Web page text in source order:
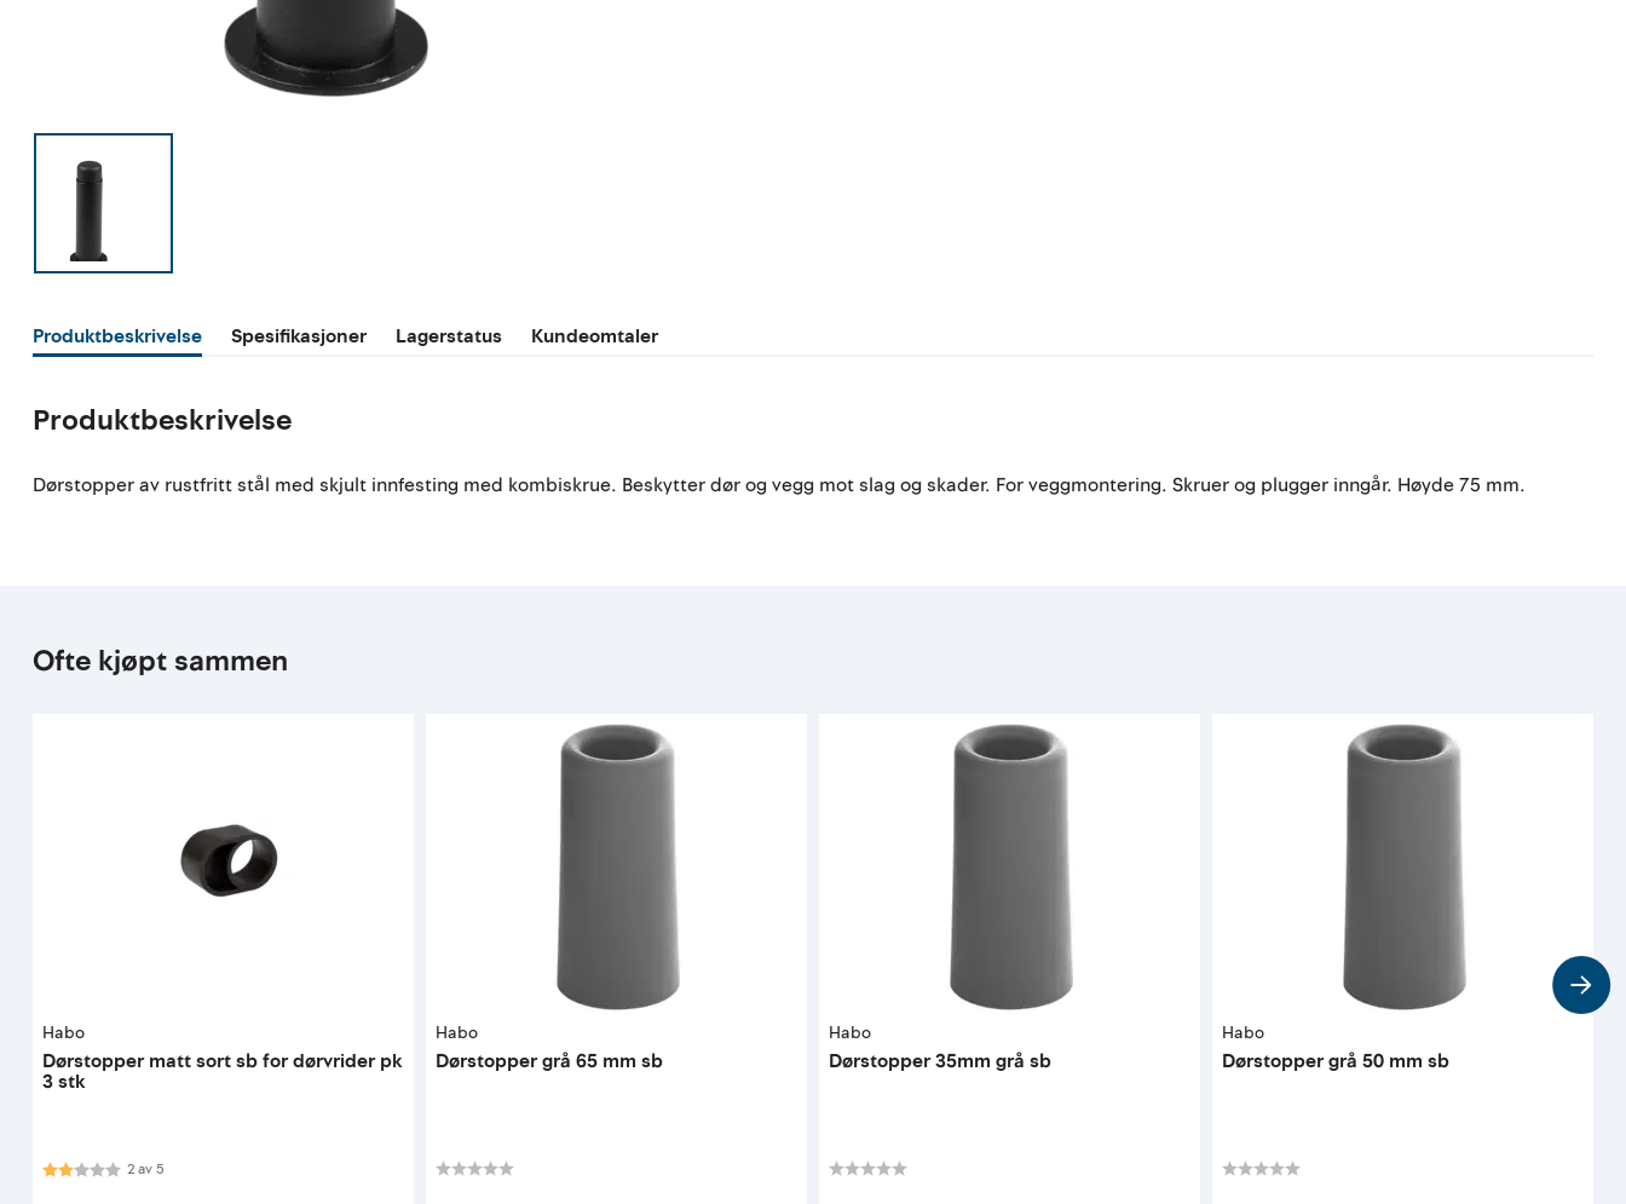
Produktbeskrivelse Spesifikasjoner Lagerstatus Kundeomtaler
Produktbeskrivelse
Dørstopper av rustfritt stål med skjult innfesting med kombiskrue. Beskytter dør og vegg mot slag og skader. For veggmontering. Skruer og plugger inngår. Høyde 75 mm.
Ofte kjøpt sammen
Habo
Dørstopper matt sort sb for dørvrider pk
3 stk
Karakter:2.0 av 5 mulige
2av5
Habo
Dørstopper grå 65 mm sb
Habo
Dørstopper 35mm grå sb
Habo
Dørstopper grå 50 mm sb